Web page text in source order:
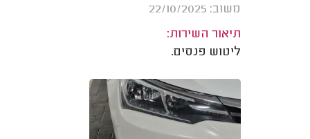
משוב: 22/10/2025
תיאור השירות:
ליטוש פנסים.